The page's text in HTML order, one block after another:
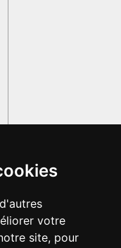
votre
site, pour